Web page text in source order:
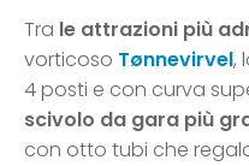
Tra le attrazioni più
vorticoso Tønnevirvel,
4 posti e con curva
scivolo da gara più
con otto tubi che